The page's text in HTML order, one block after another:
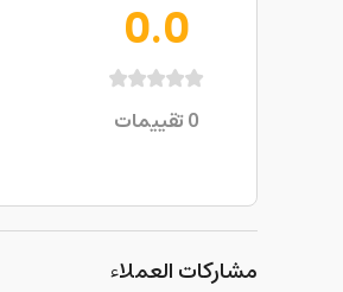
0.0
0تقييمات
مشاركات العملاء